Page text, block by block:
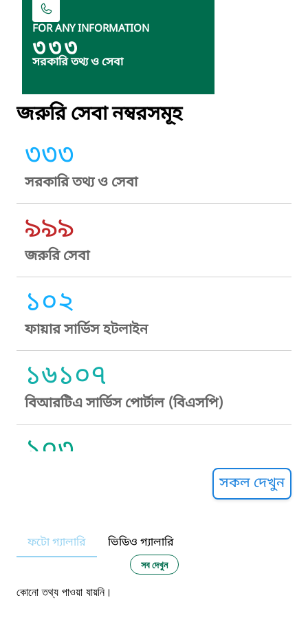
FOR ANY INFORMATION
৩৩৩
সরকারি তথ্য ও সেবা
জরুরি সেবা নম্বরসমূহ
৩৩৩
সরকারি তথ্য ও সেবা
৯৯৯
জরুরি সেবা
১০২
ফায়ার সার্ভিস হটলাইন
১৬১০৭
বিআরটিএ সার্ভিস পোর্টাল (বিএসপি)
১০৩
নারী ও শিশু নির্যাতন প্রতিরোধ
১০৬
সকল দেখুন
ফটো গ্যালারি ভিডিও গ্যালারি
সব দেখুন
কোনো তথ্য পাওয়া যায়নি।